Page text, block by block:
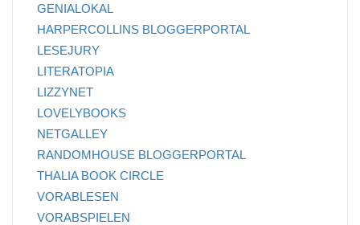
GENIALOKAL
HARPERCOLLINS BLOGGERPORTAL
LESEJURY
LITERATOPIA
LIZZYNET
LOVELYBOOKS
NETGALLEY
RANDOMHOUSE BLOGGERPORTAL
THALIA BOOK CIRCLE
VORABLESEN
VORABSPIELEN